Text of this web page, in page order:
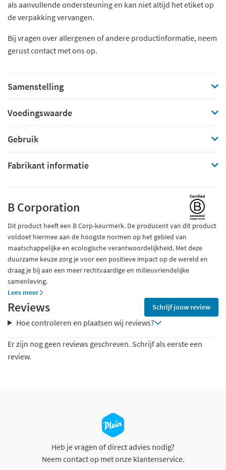
als aanvullende ondersteuning en kan niet altijd het etiket op
de verpakking vervangen.
Bij vragen over allergenen of andere productinformatie, neem
gerust contact met ons op.
Samenstelling
Voedingswaarde
Gebruik
Fabrikant informatie
B Corporation
Dit product heeft een B Corp-keurmerk. De producent van dit product
voldoet hiermee aan de hoogste normen op het gebied van
maatschappelijke en ecologische verantwoordelijkheid. Met deze
duurzame keuze zorg je voor een positieve impact op de wereld en
draag je bij aan een meer rechtvaardige en milieuvriendelijke
samenleving.
Lees meer
Reviews Schrijf jouw review
Hoe controleren en plaatsen wij reviews?
Er zijn nog geen reviews geschreven. Schrijf als eerste een
review.
Heb je vragen of direct advies nodig?
Neem contact op met onze klantenservice.